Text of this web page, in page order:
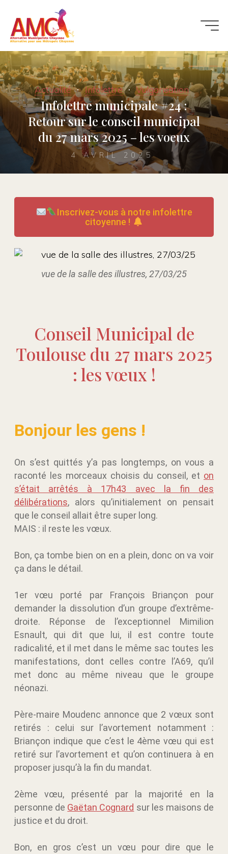
Actualité Infolettre Vulgarisation
Infolettre municipale #24 :
Retour sur le conseil municipal
du 27 mars 2025 – les voeux
4 AVRIL 2025
Inscrivez-vous à notre infolettre
citoyenne !
vue de la salle des illustres, 27/03/25
Conseil Municipal de
Toulouse du 27 mars 2025
: les vœux !
Bonjour les gens !
On s’est quittés y’a pas longtemps, on vous a
raconté les morceaux choisis du conseil, et on
s’était arrêtés à 17h43 avec la fin des
délibérations, alors qu’initialement on pensait
que le conseil allait être super long.
MAIS : il reste les vœux.
Bon, ça tombe bien on en a plein, donc on va voir
ça dans le détail.
1er vœu porté par François Briançon pour
demander la dissolution d’un groupe d’extrême-
droite. Réponse de l’exceptionnel Mimilion
Esnault, qui dit que lui, il est contre toute
radicalité, et il met dans le même sac toutes les
manifestations, dont celles contre l’A69, qu’il
met donc au même niveau que le groupe
néonazi.
Père-maire Moudenc annonce que 2 vœux sont
retirés : celui sur l’avortement notamment :
Briançon indique que c’est le 4ème vœu qui est
retiré sur l’avortement et qu’on continuera à en
proposer jusqu’à la fin du mandat.
2ème vœu, présenté par la majorité en la
personne de Gaëtan Cognard sur les maisons de
justice et du droit.
Bon, en gros c’est un vœu pour dire que le